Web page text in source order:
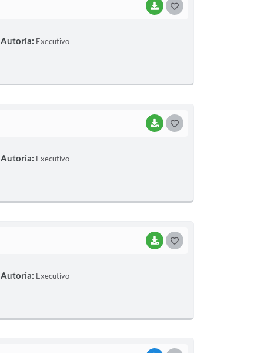
BAIXAR
Autoria: Executivo
BAIXAR
Autoria: Executivo
BAIXAR
Autoria: Executivo